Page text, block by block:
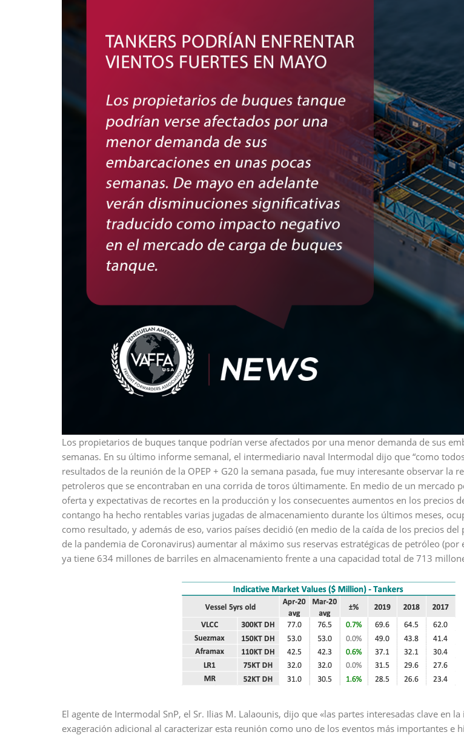
​Los propietarios de buques tanque podrían verse afectados por una menor demanda de sus
semanas. En su último informe semanal, el intermediario naval Intermodal dijo que “como
resultados de la reunión de la OPEP + G20 la semana pasada, fue muy interesante observar la
petroleros que se encontraban en una corrida de toros últimamente. En medio de un mercado
oferta y expectativas de recortes en la producción y los consecuentes aumentos en los precios
contango ha hecho rentables varias jugadas de almacenamiento durante los últimos meses,
como resultado, y además de eso, varios países decidió (en medio de la caída de los precios
de la pandemia de Coronavirus) aumentar al máximo sus reservas estratégicas de petróleo (por
ya tiene 634 millones de barriles en almacenamiento frente a una capacidad total de 713
​​El agente de Intermodal SnP, el Sr. Ilias M. Lalaounis, dijo que «las partes interesadas clave en
exageración adicional al caracterizar esta reunión como uno de los eventos más importantes e